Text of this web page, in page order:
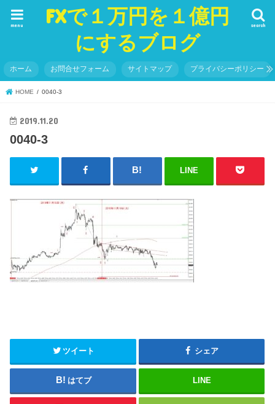
FXで１万円を１億円
にするブログ
search
menu
ホーム お問合せフォーム サイトマップ プライバシーポリシー
HOME 0040-3
2019.11.20
0040-3
LINE
ツイート シェア
はてブ LINE